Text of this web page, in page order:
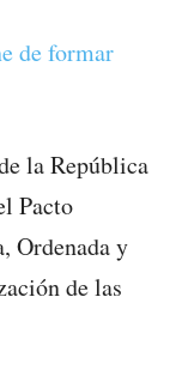
la República
Pacto
Ordenada y
de las